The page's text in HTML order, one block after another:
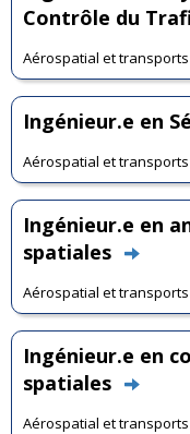
Contrôle du
Aérospatial et transports
Ingénieur.e en
Aérospatial et transports
Ingénieur.e en
spatiales
Aérospatial et transports
Ingénieur.e en
spatiales
Aérospatial et transports